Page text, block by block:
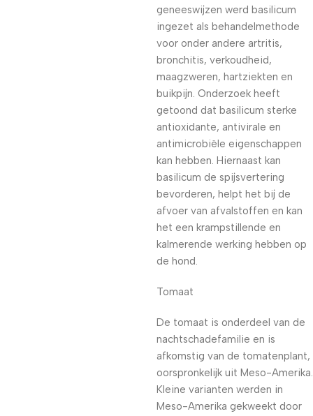
geneeswijzen werd basilicum
ingezet als behandelmethode
voor onder andere artritis,
bronchitis, verkoudheid,
maagzweren, hartziekten en
buikpijn. Onderzoek heeft
getoond dat basilicum sterke
antioxidante, antivirale en
antimicrobiële eigenschappen
kan hebben. Hiernaast kan
basilicum de spijsvertering
bevorderen, helpt het bij de
afvoer van afvalstoffen en kan
het een krampstillende en
kalmerende werking hebben op
de hond.
Tomaat
De tomaat is onderdeel van de
nachtschadefamilie en is
afkomstig van de tomatenplant,
oorspronkelijk uit Meso-Amerika.
Kleine varianten werden in
Meso-Amerika gekweekt door